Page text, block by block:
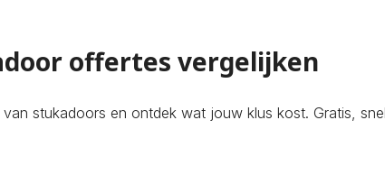
offertes vergelijken
stukadoors en ontdek wat jouw klus kost. Gratis,